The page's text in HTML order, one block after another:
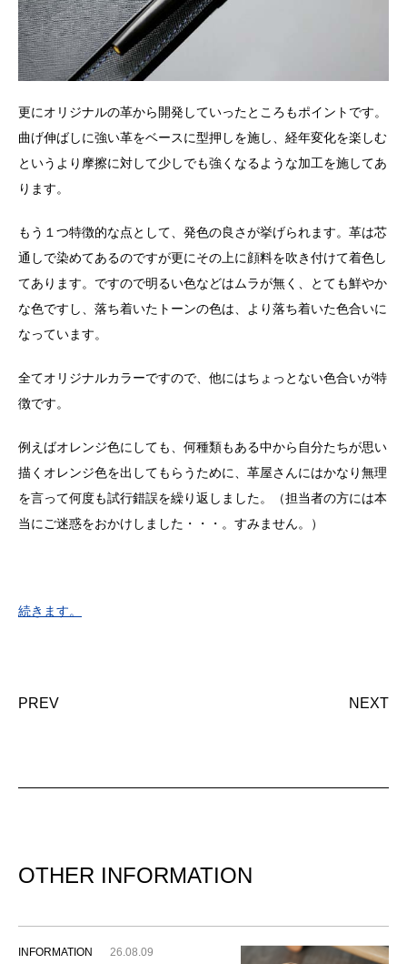
更にオリジナルの革から開発していったところもポイントです。
曲げ伸ばしに強い革をベースに型押しを施し、経年変化を楽しむ
というより摩擦に対して少しでも強くなるような加工を施してあ
ります。
もう１つ特徴的な点として、発色の良さが挙げられます。革は芯
通しで染めてあるのですが更にその上に顔料を吹き付けて着色し
てあります。ですので明るい色などはムラが無く、とても鮮やか
な色ですし、落ち着いたトーンの色は、より落ち着いた色合いに
なっています。
全てオリジナルカラーですので、他にはちょっとない色合いが特
徴です。
例えばオレンジ色にしても、何種類もある中から自分たちが思い
描くオレンジ色を出してもらうために、革屋さんにはかなり無理
を言って何度も試行錯誤を繰り返しました。（担当者の方には本
当にご迷惑をおかけしました・・・。すみません。）
続きます。
PREV NEXT
OTHER INFORMATION
INFORMATION 26.08.09